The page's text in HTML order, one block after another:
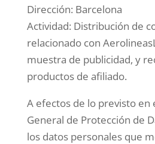
Dirección: Barcelona
Actividad: Distribución de
relacionado con
muestra de publicidad, y
productos de afiliado.
​A efectos de lo previsto en
General de Protección de
los datos personales que